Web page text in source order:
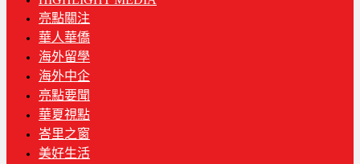
亮點關注
華人華僑
海外留學
海外中企
亮點要聞
華夏視點
峇里之窗
美好生活